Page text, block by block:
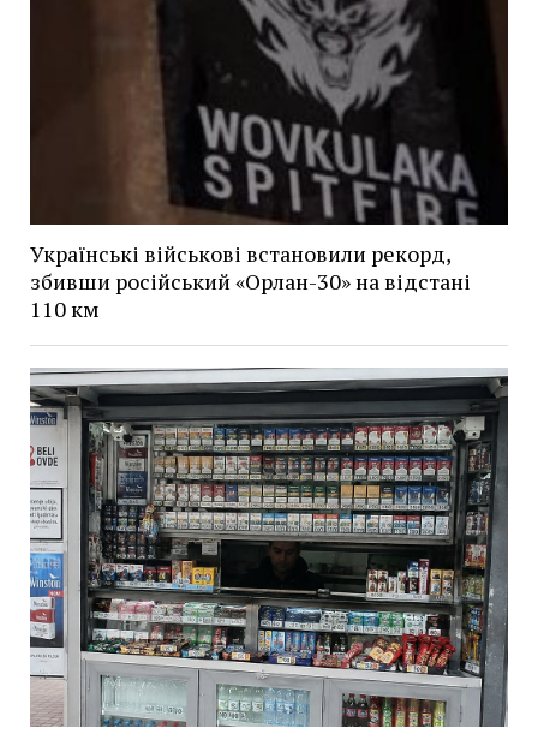
Українські військові встановили рекорд,
збивши російський «Орлан-30» на відстані
110 км